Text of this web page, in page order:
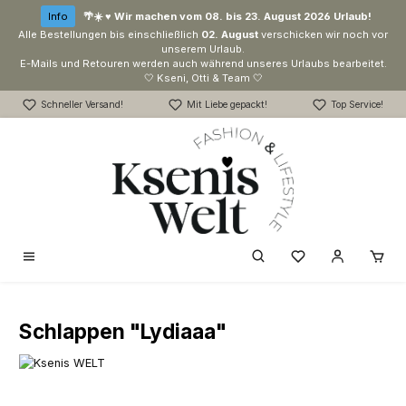
Zum Hauptinhalt springen
Info
🌴☀️ ♥ Wir machen vom 08. bis 23. August 2026 Urlaub!
Alle Bestellungen bis einschließlich 02. August verschicken wir noch vor
unserem Urlaub.
E-Mails und Retouren werden auch während unseres Urlaubs bearbeitet.
🤍 Kseni, Otti & Team 🤍
Schneller Versand! Mit Liebe gepackt! Top Service!
Du hast 0
Schlappen "Lydiaaa"